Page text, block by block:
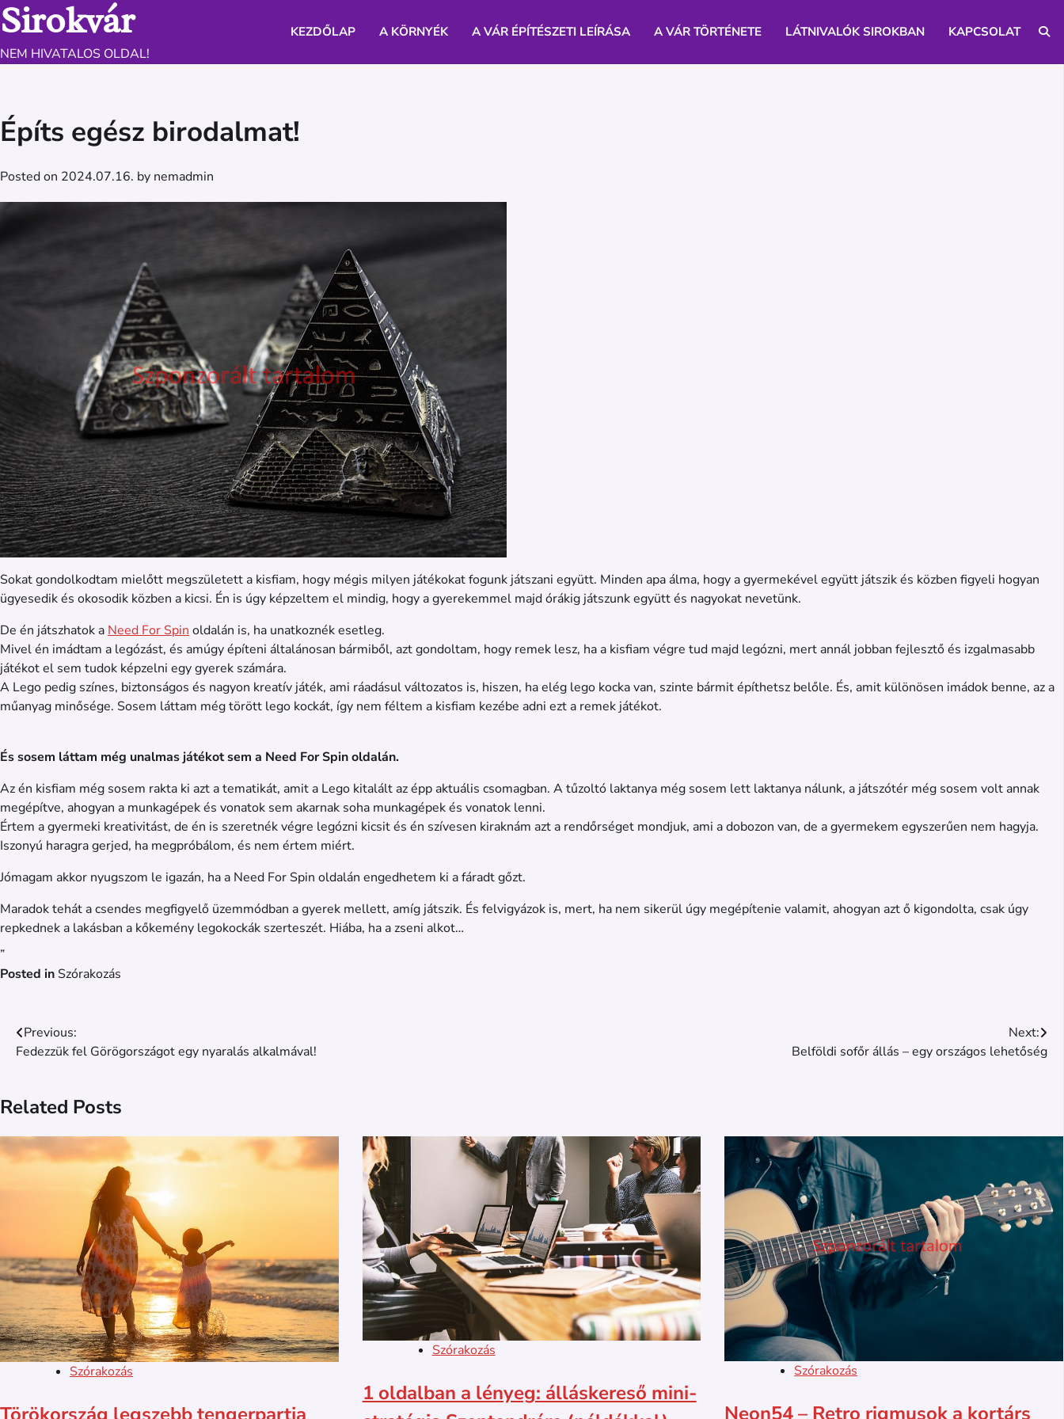
Skip
to
content
Sirokvár
NEM HIVATALOS OLDAL!
KEZDŐLAP A KÖRNYÉK A VÁR ÉPÍTÉSZETI LEÍRÁSA A VÁR TÖRTÉNETE LÁTNIVALÓK SIROKBAN KAPCSOLAT
Építs egész birodalmat!
Posted on 2024.07.16. by nemadmin
Sokat gondolkodtam mielőtt megszületett a kisfiam, hogy mégis milyen játékokat fogunk játszani együtt. Minden apa álma, hogy a gyermekével együtt játszik és közben figyeli hogyan
ügyesedik és okosodik közben a kicsi. Én is úgy képzeltem el mindig, hogy a gyerekemmel majd órákig játszunk együtt és nagyokat nevetünk.
De én játszhatok a Need For Spin oldalán is, ha unatkoznék esetleg.
Mivel én imádtam a legózást, és amúgy építeni általánosan bármiből, azt gondoltam, hogy remek lesz, ha a kisfiam végre tud majd legózni, mert annál jobban fejlesztő és izgalmasabb
játékot el sem tudok képzelni egy gyerek számára.
A Lego pedig színes, biztonságos és nagyon kreatív játék, ami ráadásul változatos is, hiszen, ha elég lego kocka van, szinte bármit építhetsz belőle. És, amit különösen imádok benne, az a
műanyag minősége. Sosem láttam még törött lego kockát, így nem féltem a kisfiam kezébe adni ezt a remek játékot.
És sosem láttam még unalmas játékot sem a Need For Spin oldalán.
Az én kisfiam még sosem rakta ki azt a tematikát, amit a Lego kitalált az épp aktuális csomagban. A tűzoltó laktanya még sosem lett laktanya nálunk, a játszótér még sosem volt annak
megépítve, ahogyan a munkagépek és vonatok sem akarnak soha munkagépek és vonatok lenni.
Értem a gyermeki kreativitást, de én is szeretnék végre legózni kicsit és én szívesen kiraknám azt a rendőrséget mondjuk, ami a dobozon van, de a gyermekem egyszerűen nem hagyja.
Iszonyú haragra gerjed, ha megpróbálom, és nem értem miért.
Jómagam akkor nyugszom le igazán, ha a Need For Spin oldalán engedhetem ki a fáradt gőzt.
Maradok tehát a csendes megfigyelő üzemmódban a gyerek mellett, amíg játszik. És felvigyázok is, mert, ha nem sikerül úgy megépítenie valamit, ahogyan azt ő kigondolta, csak úgy
repkednek a lakásban a kőkemény legokockák szerteszét. Hiába, ha a zseni alkot…
„
Posted in Szórakozás
Bejegyzés
navigáció
Previous:
Fedezzük fel Görögországot egy nyaralás alkalmával!
Next:
Belföldi sofőr állás – egy országos lehetőség
Related Posts
Szórakozás
Szórakozás
1 oldalban a lényeg: álláskereső mini-
Szórakozás
Neon54 – Retro rigmusok a kortárs